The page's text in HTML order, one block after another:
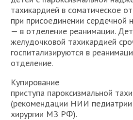
тахи­кардией в соматическое
при присоединении сердечной
— в отделение реанимации.
желудочковой тахикардией
госпитализируются в
отделе­ние.
Купирование
приступа пароксизмальной
(рекомендации НИИ педиатрии
хирургии МЗ РФ).